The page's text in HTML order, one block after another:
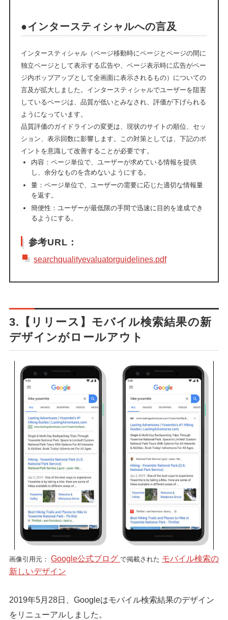
●インタースティシャルへの言及
インタースティシャル（ページ移動時にページとページの間に
独立ページとして表示する広告や、ページ表示時に広告がペー
ジ内ポップアップとして全画面に表示されるもの）についての
言及が拡大しました。インタースティシャルでユーザーを阻害
しているページは、品質が低いとみなされ、評価が下げられる
ようになっています。
品質評価のガイドラインの変更は、現状のサイトの順位、セッ
ション、表示回数に影響します。この対策としては、下記のポ
イントを意識して改善することが必要です。
内容：ページ単位で、ユーザーが求めている情報を提供
し、余分なものを含めないようにする。
量：ページ単位で、ユーザーの需要に応じた適切な情報量
を返す。
簡便性：ユーザーが最低限の手間で迅速に目的を達成でき
るようにする。
参考URL：
searchqualityevaluatorguidelines.pdf
3.【リリース】モバイル検索結果の新
デザインがロールアウト
画像引用元： Google公式ブログ で掲載された モバイル検索の
新しいデザイン
2019年5月28日、Googleはモバイル検索結果のデザイン
をリニューアルしました。